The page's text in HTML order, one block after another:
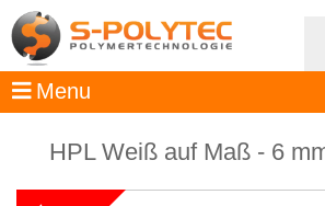
HPL Weiß auf Maß - 6